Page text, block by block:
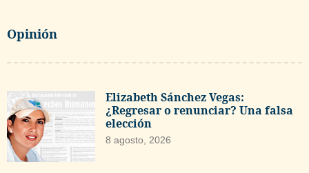
Opinión
Elizabeth Sánchez Vegas:
¿Regresar o renunciar? Una falsa
elección
8 agosto, 2026